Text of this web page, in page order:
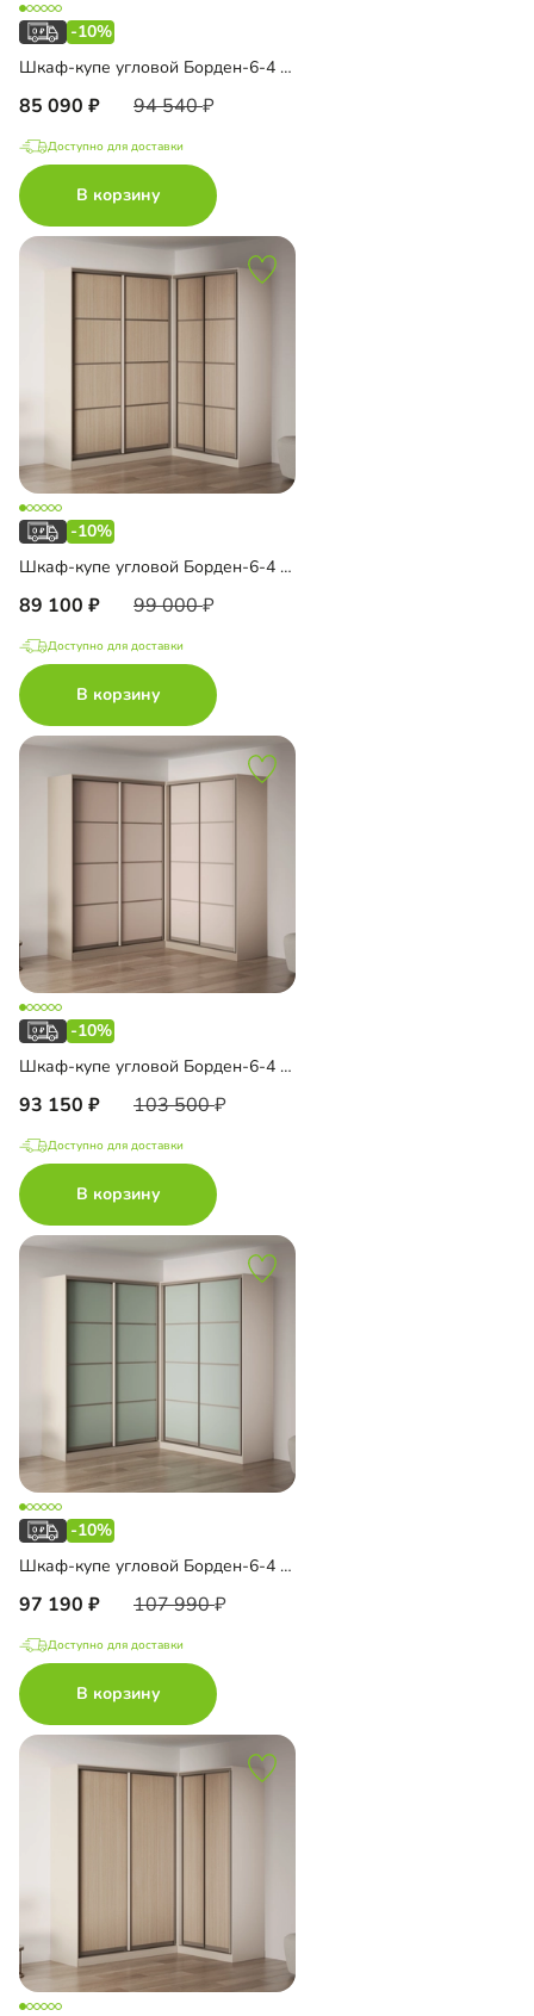
-10%
Шкаф-купе угловой Борден-6-4 1600 Премиум
85 090 94 540
Доступно для доставки
В корзину
-10%
Шкаф-купе угловой Борден-6-4 1800 Премиум
89 100 99 000
Доступно для доставки
В корзину
-10%
Шкаф-купе угловой Борден-6-4 2000 Премиум
93 150 103 500
Доступно для доставки
В корзину
-10%
Шкаф-купе угловой Борден-6-4 2200 Премиум
97 190 107 990
Доступно для доставки
В корзину